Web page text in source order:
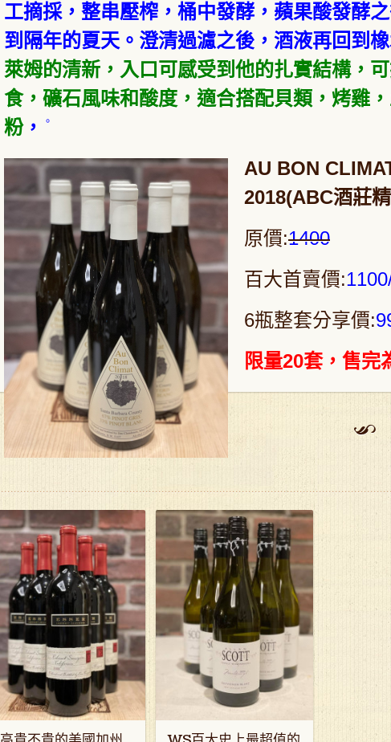
工摘採，整串壓榨，桶中發酵，蘋果酸發酵
到隔年的夏天。澄清過濾之後，酒液再回到
萊姆的清新，入口可感受到他的扎實結構，
食，礦石風味和酸度，適合搭配貝類，烤雞
粉， 。
AU BON
2018(ABC酒莊
原價:1400
百大首賣價:
6瓶整套分享價:
限量20套，售完